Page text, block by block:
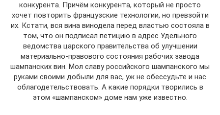
конкурента. Причём конкурента, который не просто
хочет повторить французские технологии, но превзойти
их. Кстати, вся вина винодела перед властью состояла в
том, что он подписал петицию в адрес Удельного
ведомства царского правительства об улучшении
материально-правового состояния рабочих завода
шампанских вин. Мол славу российского шампанского мы
руками своими добыли для вас, уж не обессудьте и нас
облагодетельствовать. А какие порядки творились в
этом «шампанском» доме нам уже известно.